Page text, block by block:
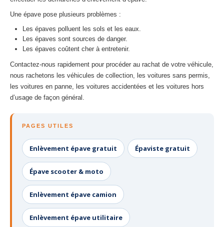
Une épave pose plusieurs problèmes :
Les épaves polluent les sols et les eaux.
Les épaves sont sources de danger.
Les épaves coûtent cher à entretenir.
Contactez-nous rapidement pour procéder au rachat de votre véhicule,
nous rachetons les véhicules de collection, les voitures sans permis,
les voitures en panne, les voitures accidentées et les voitures hors
d’usage de façon général.
PAGES UTILES
Enlèvement épave gratuit Épaviste gratuit
Épave scooter & moto
Enlèvement épave camion
Enlèvement épave utilitaire